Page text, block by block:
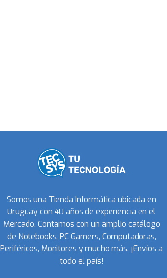
Somos una Tienda Informática ubicada en
Uruguay con 40 años de experiencia en el
Mercado. Contamos con un amplio catálogo
de Notebooks, PC Gamers, Computadoras,
Periféricos, Monitores y mucho más. ¡Envíos a
todo el país!